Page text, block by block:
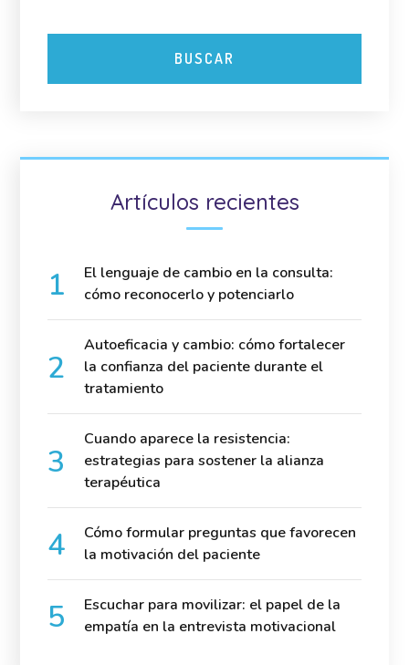
Artículos recientes
El lenguaje de cambio en la consulta:
cómo reconocerlo y potenciarlo
Autoeficacia y cambio: cómo fortalecer
la confianza del paciente durante el
tratamiento
Cuando aparece la resistencia:
estrategias para sostener la alianza
terapéutica
Cómo formular preguntas que favorecen
la motivación del paciente
Escuchar para movilizar: el papel de la
empatía en la entrevista motivacional